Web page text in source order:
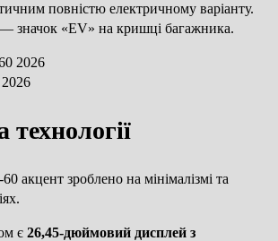
повністю електричному варіанту.
— значок «EV» на кришці багажника.
технології
акцент зроблено на мінімалізмі та
є 26,45-дюймовий дисплей з